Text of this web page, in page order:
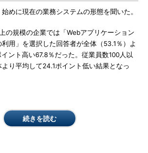
めに現在の業務システムの形態を聞いた。
の規模の企業では「Webアプリケーション
用」を選択した回答者が全体（53.1％）よ
ント高い67.8％だった。従業員数100人以
り平均して24.1ポイント低い結果となっ
続きを読む